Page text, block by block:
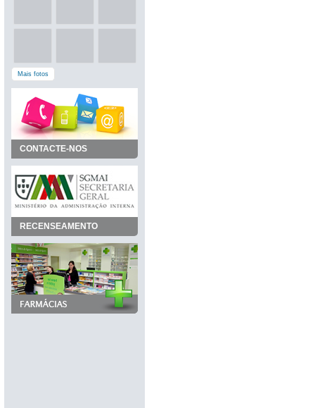
Mais fotos
CONTACTE-NOS
RECENSEAMENTO